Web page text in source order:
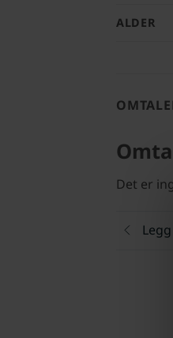
ALDER
Det er